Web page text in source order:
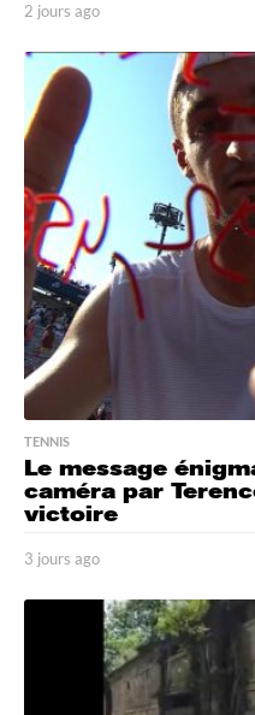
2 jours ago
o
o
TENNIS
Le message
caméra par
victoire
3 jours ago
o
u
r
s
a